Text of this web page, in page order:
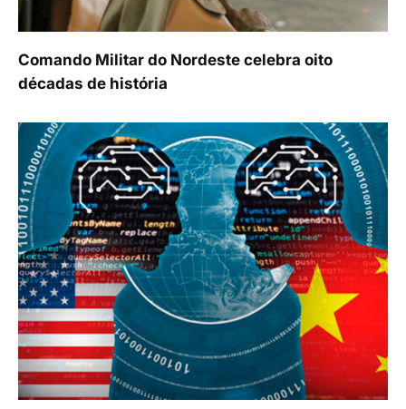
Comando Militar do Nordeste celebra oito
décadas de história